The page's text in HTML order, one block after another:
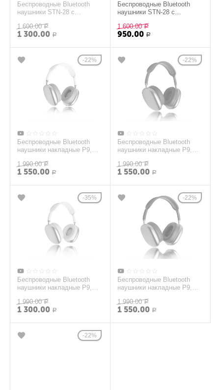
Беспроводные Bluetooth
наушники STN-28 с
ушками, черный
1 600.00 Р
1 300.00 Р
Беспроводные Bluetooth
наушники STN-28 с
ушками, бирюзовый
1 600.00 Р
950.00 Р
22%
Беспроводные Bluetooth
наушники накладные P9,
1 990.00 Р
1 550.00 Р
22%
Беспроводные Bluetooth
наушники накладные P9,
1 990.00 Р
1 550.00 Р
35%
Беспроводные Bluetooth
наушники накладные P9,
1 990.00 Р
1 300.00 Р
22%
Беспроводные Bluetooth
наушники накладные P9,
1 990.00 Р
1 550.00 Р
22%